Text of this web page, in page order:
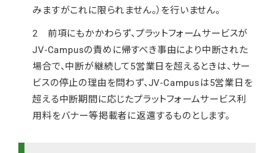
みますがこれに限られません。）を行いません。
2 前項にもかかわらず、プラットフォームサービスが
JV-Campusの責めに帰すべき事由により中断された
場合で、中断が継続して5営業日を超えるときは、サー
ビスの停止の理由を問わず、JV-Campusは5営業日を
超える中断期間に応じたプラットフォームサービス利
用料をバナー等掲載者に返還するものとします。